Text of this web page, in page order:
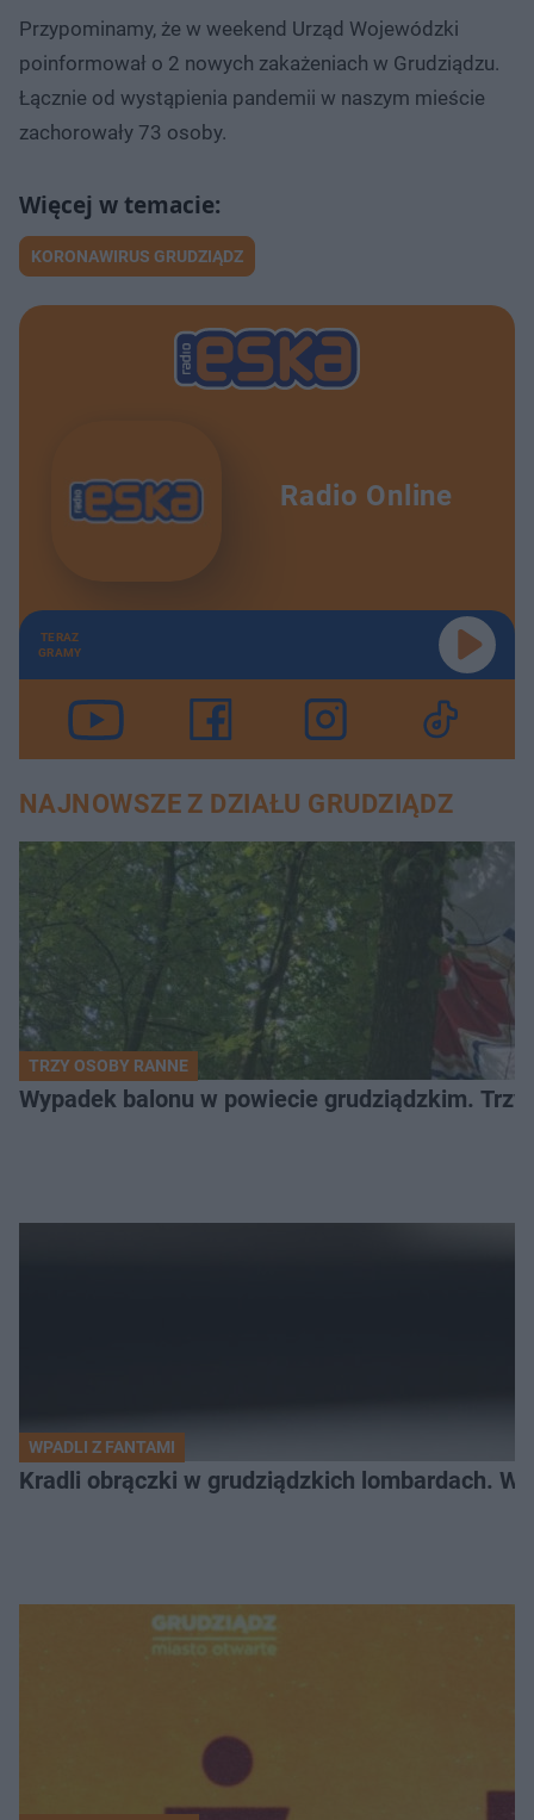
Przypominamy, że w weekend Urząd Wojewódzki
poinformował o 2 nowych zakażeniach w Grudziądzu.
Łącznie od wystąpienia pandemii w naszym mieście
zachorowały 73 osoby.
KORONAWIRUS GRUDZIĄDZ
Radio Online
TERAZ
GRAMY
NAJNOWSZE Z DZIAŁU GRUDZIĄDZ
TRZY OSOBY RANNE
Wypadek balonu w powiecie grudziądzkim.
WPADLI Z FANTAMI
Kradli obrączki w grudziądzkich lombardach.